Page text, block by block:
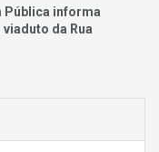
Pública informa
da Rua